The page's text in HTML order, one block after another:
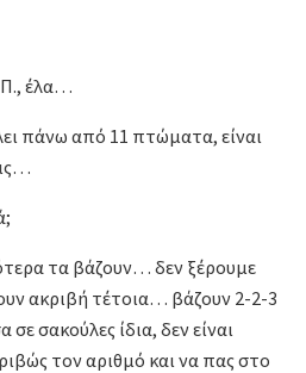
Π., έλα…
πάνω από 11 πτώματα, είναι
τα βάζουν… δεν ξέρουμε
ακριβή τέτοια… βάζουν 2-2-3
σακούλες ίδια, δεν είναι
τον αριθμό και να πας στο